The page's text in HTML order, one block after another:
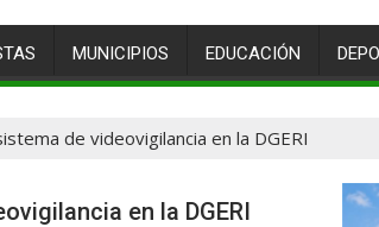
MUNICIPIOS EDUCACIÓN
de videovigilancia en la DGERI
en la DGERI